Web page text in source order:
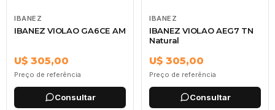
IBANEZ
IBANEZ VIOLAO GA6CE AM
U$ 305,00
Preço de referência
Consultar
IBANEZ
IBANEZ VIOLAO AEG7 TN
Natural
U$ 305,00
Preço de referência
Consultar